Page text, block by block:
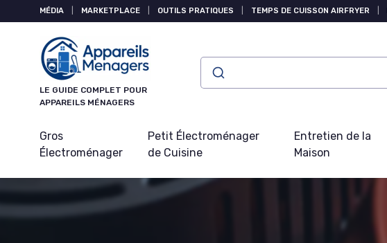
MÉDIA MARKETPLACE OUTILS PRATIQUES TEMPS DE CUISSON AIRFRYER
LE GUIDE COMPLET POUR
APPAREILS MÉNAGERS
Gros
Électroménager
Petit Électroménager
de Cuisine
Entretien de la
Maison
Panneau de gestion des cookies